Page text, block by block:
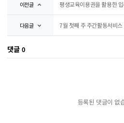
이전글 평생교육이용권을 활용한
다음글 7월 첫째 주 주간활동서비스
댓글 0
등록된 댓글이 없